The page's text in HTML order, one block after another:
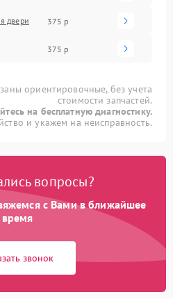
двери 375 р
375 р
ориентировочные, без учета
стоимости запчастей.
на бесплатную диагностику.
и укажем на неисправность.
вопросы?
с Вами в ближайшее
время
звонок